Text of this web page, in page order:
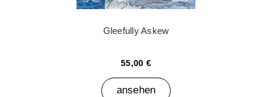
Gleefully Askew
55,00 €
ansehen